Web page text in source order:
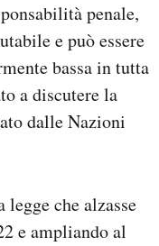
penale,
e può essere
bassa in tutta
a discutere la
dalle Nazioni
che alzasse
e ampliando al